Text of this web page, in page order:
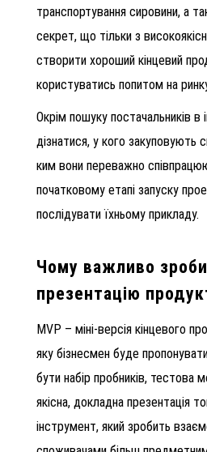
транспортування сировини, а
секрет, що тільки з
створити хороший кінцевий
користуватись попитом на
Окрім пошуку постачальників в
дізнатися, у кого закуповують
ким вони переважно
початковому етапі запуску
послідувати їхньому прикладу.
Чому важливо
презентацію
MVP – міні-версія кінцевого
яку бізнесмен буде
бути набір пробників, тестова
якісна, докладна презентація
інструмент, який зробить